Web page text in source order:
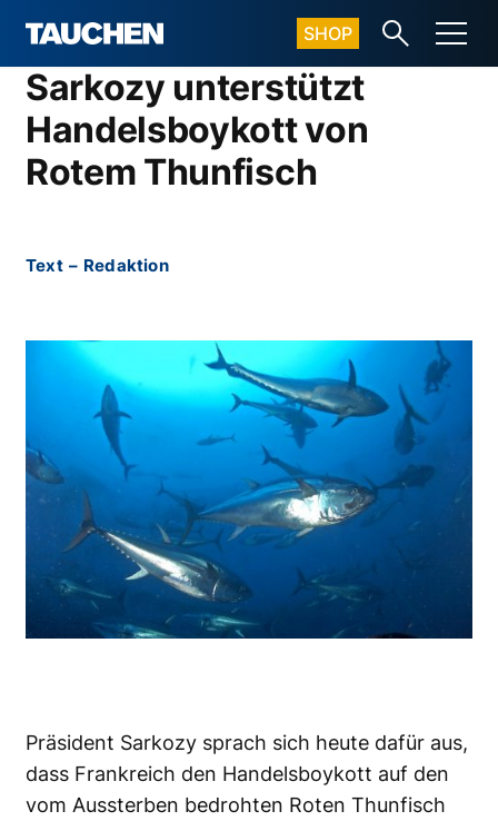
SHOP
Sarkozy unterstützt
Handelsboykott von
Rotem Thunfisch
Text – Redaktion
Präsident Sarkozy sprach sich heute dafür aus,
dass Frankreich den Handelsboykott auf den
vom Aussterben bedrohten Roten Thunfisch